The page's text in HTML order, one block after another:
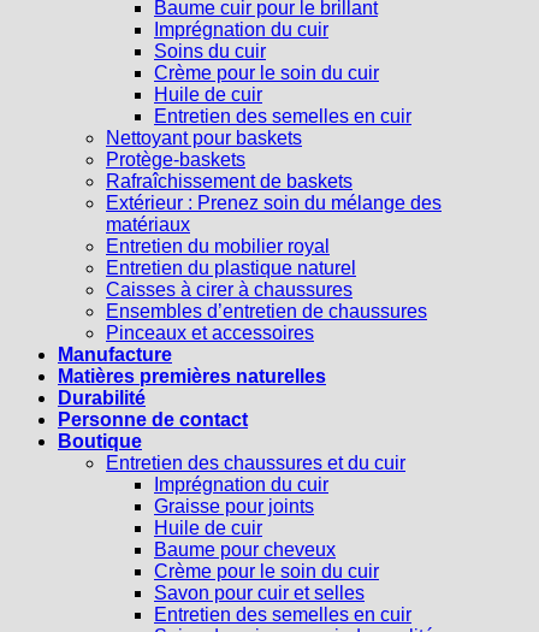
Baume cuir pour le brillant
Imprégnation du cuir
Soins du cuir
Crème pour le soin du cuir
Huile de cuir
Entretien des semelles en cuir
Nettoyant pour baskets
Protège-baskets
Rafraîchissement de baskets
Extérieur : Prenez soin du mélange des
matériaux
Entretien du mobilier royal
Entretien du plastique naturel
Caisses à cirer à chaussures
Ensembles d’entretien de chaussures
Pinceaux et accessoires
Manufacture
Matières premières naturelles
Durabilité
Personne de contact
Boutique
Entretien des chaussures et du cuir
Imprégnation du cuir
Graisse pour joints
Huile de cuir
Baume pour cheveux
Crème pour le soin du cuir
Savon pour cuir et selles
Entretien des semelles en cuir